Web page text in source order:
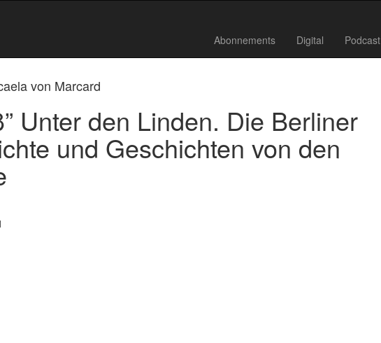
Abonnements Digital Podcast
von Marcard
Unter den Linden. Die Berliner
und Geschichten von den